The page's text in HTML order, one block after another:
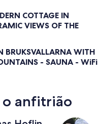
COTTAGE IN
VIEWS OF THE
BRUKSVALLARNA WITH
- SAUNA - WiFi
o anfitrião